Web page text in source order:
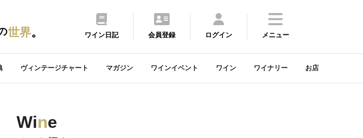
世界。 ワイン日記 会員登録 ログイン メニュー
ヴィンテージチャート マガジン ワインイベント ワイン ワイナリー お店
Wine